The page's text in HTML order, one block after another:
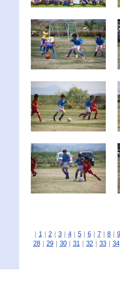
｜ 1｜ 2｜ 3｜ 4｜ 5｜ 6｜ 7｜ 8｜ 9
28｜ 29｜ 30｜ 31｜ 32｜ 33｜ 34